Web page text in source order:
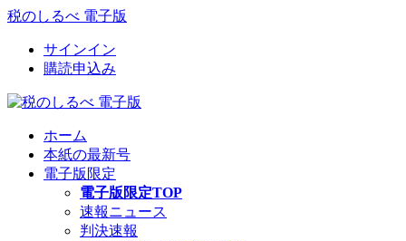
税のしるべ 電子版
サインイン
購読申込み
ホーム
本紙の最新号
電子版限定
電子版限定TOP
速報ニュース
判決速報